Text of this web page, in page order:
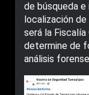
de búsqueda
localización de
será la
determine de
análisis